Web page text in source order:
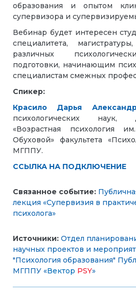
образования и опытом
супервизора и
Вебинар будет интересен
специалитета,
различных
подготовки, начинающим
специалистам смежных
Спикер:
Красило Дарья
психологических наук,
«Возрастная психология
Обуховой» факультета
МГППУ.
ССЫЛКА НА ПОДКЛЮЧЕНИЕ
Связанное событие:
лекция «Супервизия в
психолога»
Источники: Отдел
научных проектов и
"Психология образования"
МГППУ «Вектор PSY»